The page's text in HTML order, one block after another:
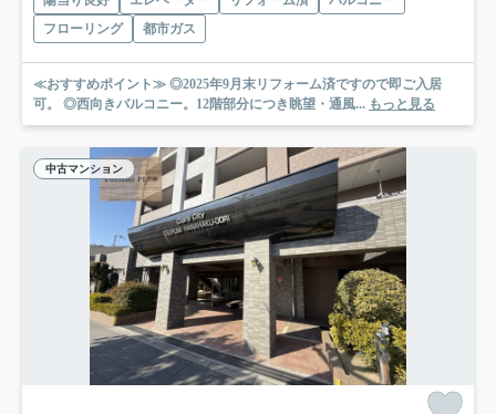
フローリング
都市ガス
≪おすすめポイント≫ ◎2025年9月末リフォーム済ですので即ご入居
可。 ◎西向きバルコニー。12階部分につき眺望・通風... もっと見る
中古マンション